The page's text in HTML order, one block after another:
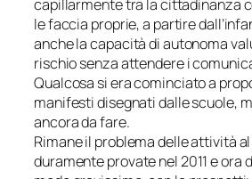
capillarmente tra la cittadinanza
le faccia proprie, a partire
anche la capacità di autonoma
rischio senza attendere i
Qualcosa si era cominciato a
manifesti disegnati dalle scuole,
ancora da fare.
Rimane il problema delle attività
duramente provate nel 2011 e ora